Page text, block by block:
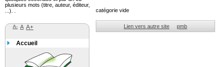
catégorie vide
Lien vers autre site pmb
plusieurs mots (titre, auteur, éditeur,
...). .
A- A A+
Accueil